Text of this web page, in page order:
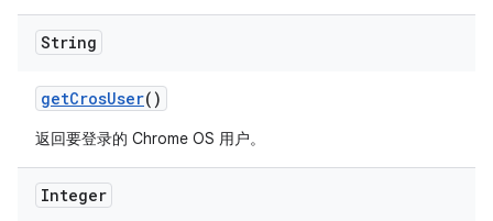
String
getCrosUser()
返回要登录的 Chrome OS 用户。
Integer